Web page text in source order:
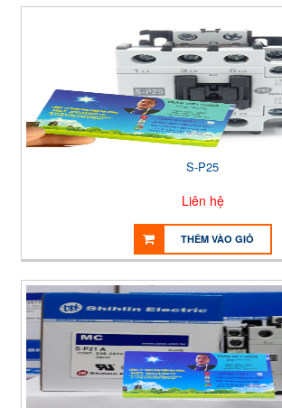
S-P25
Liên hệ
THÊM VÀO GIỎ